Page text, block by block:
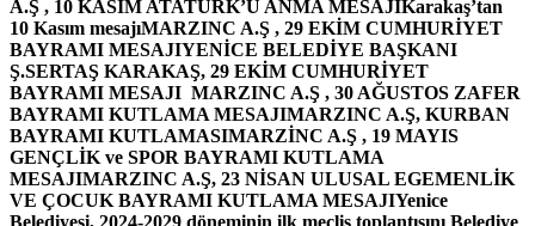
A.Ş , 10 KASIM ATATÜRK’Ü ANMA MESAJIKarakaş’tan
10 Kasım mesajıMARZINC A.Ş , 29 EKİM CUMHURİYET
BAYRAMI MESAJIYENİCE BELEDİYE BAŞKANI
Ş.SERTAŞ KARAKAŞ, 29 EKİM CUMHURİYET
BAYRAMI MESAJI MARZINC A.Ş , 30 AĞUSTOS ZAFER
BAYRAMI KUTLAMA MESAJIMARZINC A.Ş, KURBAN
BAYRAMI KUTLAMASIMARZİNC A.Ş , 19 MAYIS
GENÇLİK ve SPOR BAYRAMI KUTLAMA
MESAJIMARZINC A.Ş, 23 NİSAN ULUSAL EGEMENLİK
VE ÇOCUK BAYRAMI KUTLAMA MESAJIYenice
Belediyesi, 2024-2029 döneminin ilk meclis toplantısını Belediye